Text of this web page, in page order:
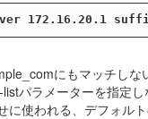
172.16.20.1
にもマッチし
パラメーターを指定
に使われる、デフォル